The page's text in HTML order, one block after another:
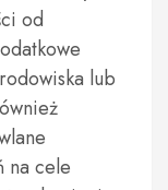
od
lub
na cele